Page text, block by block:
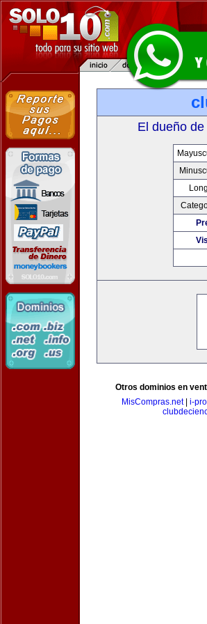
El dueño
Otros dominios en
MisCompras.net| i-